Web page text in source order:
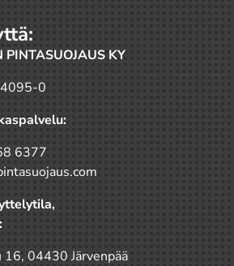
KY
0
6377
16, 04430 Järvenpää